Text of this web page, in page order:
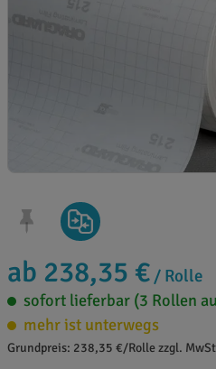
ab 238,35 € / Rolle
sofort lieferbar (3 Rollen
mehr ist unterwegs
Grundpreis: 238,35 €/Rolle zzgl.